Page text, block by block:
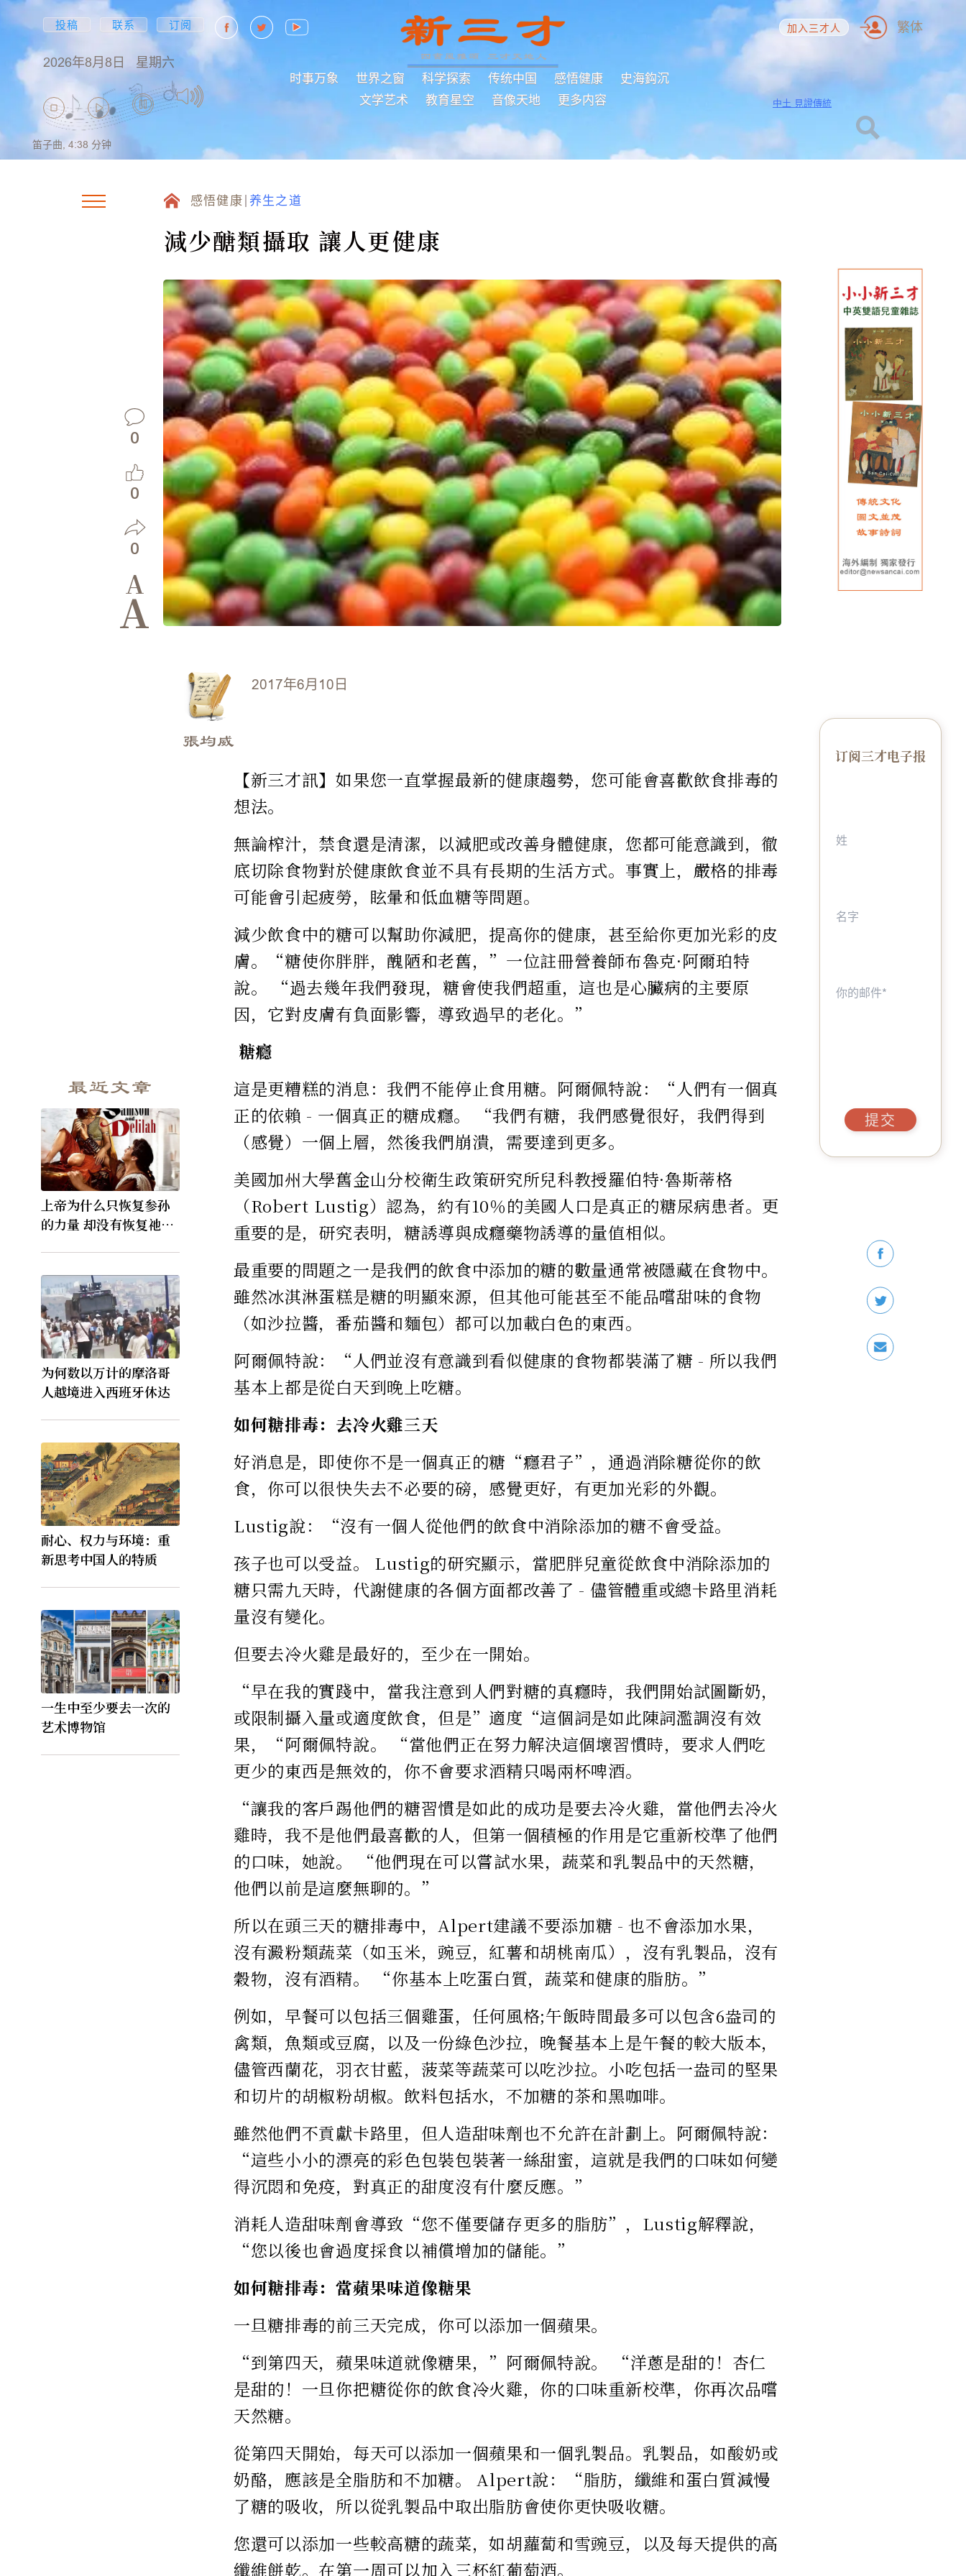
投稿 联系 订阅
2026年8月8日 星期六
时事万象 世界之窗 科学探索 传统中国 感悟健康
史海鈎沉
文学艺术
教育星空 音像天地 更多内容
加入三才人 繁体
中土 見證傳統
笛子曲, 4:38 分钟
感悟健康 养生之道
減少醣類攝取 讓人更健康
0
0
0
A
A
最近文章
上帝为什么只恢复参孙
的力量 却没有恢复祂的
为何数以万计的摩洛哥
人越境进入西班牙休达
耐心、权力与环境：重
新思考中国人的特质
一生中至少要去一次的
艺术博物馆
2017年6月10日
張均威
【新三才訊】如果您一直掌握最新的健康趨勢，您可能會喜歡飲食排毒的
想法。
無論榨汁，禁食還是清潔，以減肥或改善身體健康，您都可能意識到，徹
底切除食物對於健康飲食並不具有長期的生活方式。事實上，嚴格的排毒
可能會引起疲勞，眩暈和低血糖等問題。
減少飲食中的糖可以幫助你減肥，提高你的健康，甚至給你更加光彩的皮
膚。“糖使你胖胖，醜陋和老舊，”一位註冊營養師布魯克·阿爾珀特
說。 “過去幾年我們發現，糖會使我們超重，這也是心臟病的主要原
因，它對皮膚有負面影響，導致過早的老化。”
糖癮
這是更糟糕的消息：我們不能停止食用糖。阿爾佩特說：“人們有一個真
正的依賴 - 一個真正的糖成癮。 “我們有糖，我們感覺很好，我們得到
（感覺）一個上層，然後我們崩潰，需要達到更多。
美國加州大學舊金山分校衛生政策研究所兒科教授羅伯特·魯斯蒂格
（Robert Lustig）認為，約有10％的美國人口是真正的糖尿病患者。更
重要的是，研究表明，糖誘導與成癮藥物誘導的量值相似。
最重要的問題之一是我們的飲食中添加的糖的數量通常被隱藏在食物中。
雖然冰淇淋蛋糕是糖的明顯來源，但其他可能甚至不能品嚐甜味的食物
（如沙拉醬，番茄醬和麵包）都可以加載白色的東西。
阿爾佩特說：“人們並沒有意識到看似健康的食物都裝滿了糖 - 所以我們
基本上都是從白天到晚上吃糖。
如何糖排毒：去冷火雞三天
好消息是，即使你不是一個真正的糖“癮君子”，通過消除糖從你的飲
食，你可以很快失去不必要的磅，感覺更好，有更加光彩的外觀。
Lustig說：“沒有一個人從他們的飲食中消除添加的糖不會受益。
孩子也可以受益。 Lustig的研究顯示，當肥胖兒童從飲食中消除添加的
糖只需九天時，代謝健康的各個方面都改善了 - 儘管體重或總卡路里消耗
量沒有變化。
但要去冷火雞是最好的，至少在一開始。
“早在我的實踐中，當我注意到人們對糖的真癮時，我們開始試圖斷奶，
或限制攝入量或適度飲食，但是”適度“這個詞是如此陳詞濫調沒有效
果，“阿爾佩特說。 “當他們正在努力解決這個壞習慣時，要求人們吃
更少的東西是無效的，你不會要求酒精只喝兩杯啤酒。
“讓我的客戶踢他們的糖習慣是如此的成功是要去冷火雞，當他們去冷火
雞時，我不是他們最喜歡的人，但第一個積極的作用是它重新校準了他們
的口味，她說。 “他們現在可以嘗試水果，蔬菜和乳製品中的天然糖，
他們以前是這麼無聊的。”
所以在頭三天的糖排毒中，Alpert建議不要添加糖 - 也不會添加水果，
沒有澱粉類蔬菜（如玉米，豌豆，紅薯和胡桃南瓜），沒有乳製品，沒有
穀物，沒有酒精。 “你基本上吃蛋白質，蔬菜和健康的脂肪。”
例如，早餐可以包括三個雞蛋，任何風格;午飯時間最多可以包含6盎司的
禽類，魚類或豆腐，以及一份綠色沙拉，晚餐基本上是午餐的較大版本，
儘管西蘭花，羽衣甘藍，菠菜等蔬菜可以吃沙拉。小吃包括一盎司的堅果
和切片的胡椒粉胡椒。飲料包括水，不加糖的茶和黑咖啡。
雖然他們不貢獻卡路里，但人造甜味劑也不允許在計劃上。阿爾佩特說：
“這些小小的漂亮的彩色包裝包裝著一絲甜蜜，這就是我們的口味如何變
得沉悶和免疫，對真正的甜度沒有什麼反應。”
消耗人造甜味劑會導致“您不僅要儲存更多的脂肪”，Lustig解釋說，
“您以後也會過度採食以補償增加的儲能。”
如何糖排毒：當蘋果味道像糖果
一旦糖排毒的前三天完成，你可以添加一個蘋果。
“到第四天，蘋果味道就像糖果，”阿爾佩特說。 “洋蔥是甜的！杏仁
是甜的！一旦你把糖從你的飲食冷火雞，你的口味重新校準，你再次品嚐
天然糖。
從第四天開始，每天可以添加一個蘋果和一個乳製品。乳製品，如酸奶或
奶酪，應該是全脂肪和不加糖。 Alpert說：“脂肪，纖維和蛋白質減慢
了糖的吸收，所以從乳製品中取出脂肪會使你更快吸收糖。
您還可以添加一些較高糖的蔬菜，如胡蘿蔔和雪豌豆，以及每天提供的高
纖維餅乾。在第一周可以加入三杯紅葡萄酒。
订阅三才电子报
提交